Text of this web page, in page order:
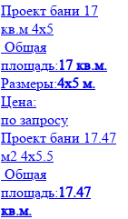
Проект бани 17
кв.м 4х5
Общая
площадь:17 кв.м.
Размеры:4х5 м.
Цена:
по запросу
Проект бани 17.47
м2 4х5.5
Общая
площадь:17.47
кв.м.